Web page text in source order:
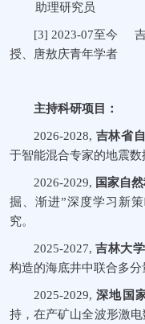
助理研究员
[3] 2023-07至今
授、唐敖庆青年学者
主持科研项目：
2026-2028, 吉林省
于智能混合专家的地震数
2026-2029, 国家自
掘、渐进”深度学习新
究。
2025-2027,吉林大
构造的海底井中联合多分
2025-2029,深地国
持，在产矿山全波形激